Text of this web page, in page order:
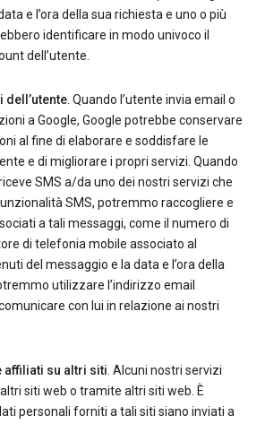
e l’ora della sua richiesta e uno o più
identificare in modo univoco il
dell’utente.
dell’utente . Quando l’utente invia email o
a Google, Google potrebbe conservare
al fine di elaborare e soddisfare le
e di migliorare i propri servizi. Quando
SMS a/da uno dei nostri servizi che
SMS, potremmo raccogliere e
a tali messaggi, come il numero di
di telefonia mobile associato al
del messaggio e la data e l’ora della
utilizzare l’indirizzo email
con lui in relazione ai nostri
affiliati su altri siti . Alcuni nostri servizi
siti web o tramite altri siti web. È
personali forniti a tali siti siano inviati a